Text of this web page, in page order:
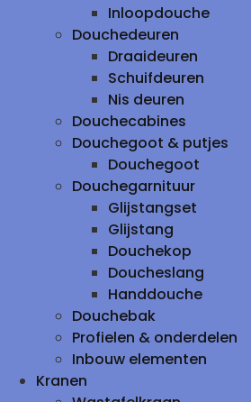
Inloopdouche
Douchedeuren
Draaideuren
Schuifdeuren
Nis deuren
Douchecabines
Douchegoot & putjes
Douchegoot
Douchegarnituur
Glijstangset
Glijstang
Douchekop
Doucheslang
Handdouche
Douchebak
Profielen & onderdelen
Inbouw elementen
Kranen